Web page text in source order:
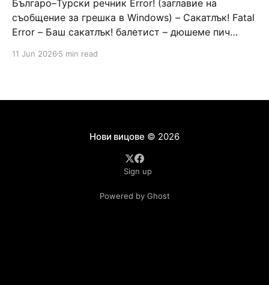
Българо–Турски речник Error! (заглавие на
съобщение за грешка в Windows) – Сакатлък! Fatal
Error – Баш сакатлък! балетист – дюшеме пич
Война и мир – Патаклама и рахатлък Cancel –
дявола – дур базик шаркан бабана сакатлък Двама
11 Jun 2026 5 min read
Нови вицове © 2026
Sign up
Powered by Ghost